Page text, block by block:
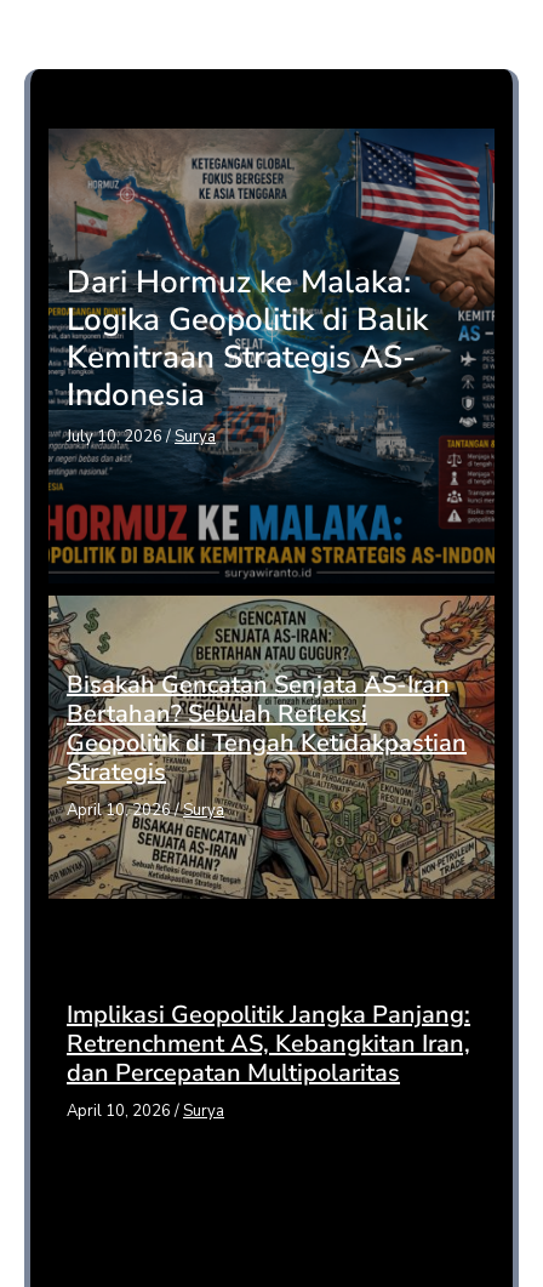
Dari Hormuz ke Malaka:
Logika Geopolitik di Balik
Kemitraan Strategis AS-
Indonesia
July 10, 2026/Surya
Bisakah Gencatan Senjata AS-Iran
Bertahan? Sebuah Refleksi
Geopolitik di Tengah Ketidakpastian
Strategis
April 10, 2026/Surya
Implikasi Geopolitik Jangka Panjang:
Retrenchment AS, Kebangkitan Iran,
dan Percepatan Multipolaritas
April 10, 2026/Surya